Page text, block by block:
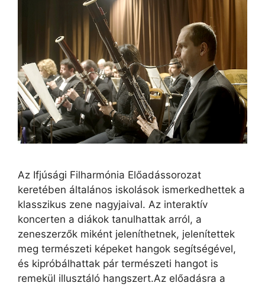
Az Ifjúsági Filharmónia Előadássorozat
keretében általános iskolások ismerkedhettek a
klasszikus zene nagyjaival. Az interaktív
koncerten a diákok tanulhattak arról, a
zeneszerzők miként jeleníthetnek, jelenítettek
meg természeti képeket hangok segítségével,
és kipróbálhattak pár természeti hangot is
remekül illusztáló hangszert.Az előadásra a